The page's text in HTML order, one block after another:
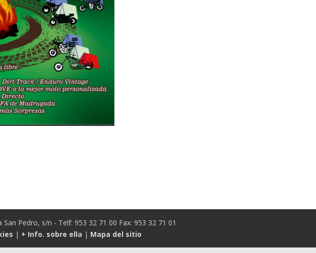
Pedro, s/n - Telf: 953 32 71 00 Fax: 953 32 71 01
| + Info. sobre ella | Mapa del sitio